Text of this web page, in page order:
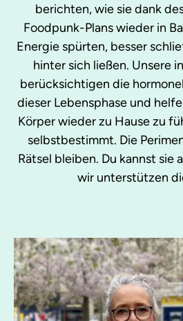
berichten, wie sie dank
Foodpunk-Plans wieder in
Energie spürten, besser
hinter sich ließen. Unsere
berücksichtigen die
dieser Lebensphase und
Körper wieder zu Hause zu
selbstbestimmt. Die
Rätsel bleiben. Du kannst sie
wir unterstützen